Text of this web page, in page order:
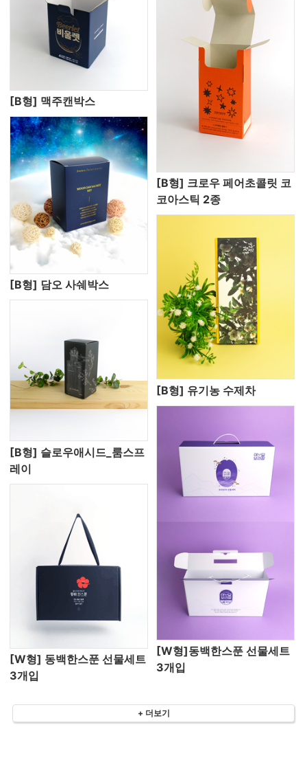
[B형] 맥주캔박스
[B형] 담오 사쉐박스
[B형] 크로우 페어초콜릿 코
코아스틱 2종
[B형] 슬로우애시드_룸스프
레이
[B형] 유기농 수제차
[W형] 동백한스푼 선물세트
3개입
[W형]동백한스푼 선물세트
3개입
+ 더보기